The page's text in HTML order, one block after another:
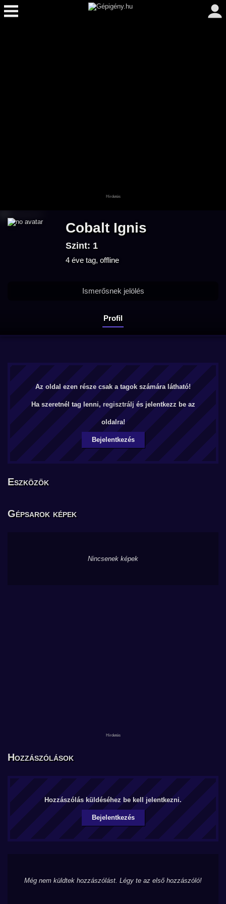
Cobalt Ignis
Szint: 1
4 éve tag, offline
Profil
Ismerősnek jelölés
Az oldal ezen része csak a tagok számára látható!
Ha szeretnél tag lenni, regisztrálj és jelentkezz be az
oldalra!
Bejelentkezés
Eszközök
Gépsarok képek
Nincsenek képek
Hozzászólások
Hozzászólás küldéséhez be kell jelentkezni.
Bejelentkezés
Még nem küldtek hozzászólást. Légy te az első hozzászóló!